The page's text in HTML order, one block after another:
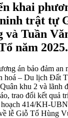
khai
trật tự
và Tuần
năm 2025.
án bảo đảm an
hoá – Du lịch Đất
khu 2 và lãnh
trao đổi kết quả
414/KH-
lễ Giỗ Tổ Hùng